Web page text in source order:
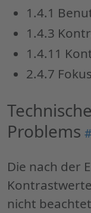
verletzte
aus
der
EN
549"
1.4.1
1.4.3
1.4.11
2.4.7
Problems #
Die nach der
nicht